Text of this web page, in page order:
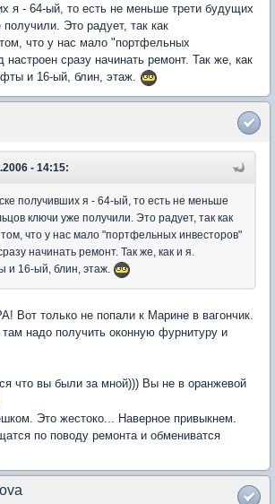
я - 64-ый, то есть не меньше трети будущих
Это радует, так как
что у нас мало "портфельных
настроен сразу начинать ремонт. Так же, как
и 16-ый, блин, этаж.
- 14:15:
получивших я - 64-ый, то есть не меньше
ключи уже получили. Это радует, так как
том, что у нас мало "портфельных инвесторов"
начинать ремонт. Так же, как и я.
и 16-ый, блин, этаж.
Вот только не попали к Марине в вагончик.
надо получить оконную фурнитуру и
что вы были за мной))) Вы не в оранжевой
Это жестоко... Наверное привыкнем.
по поводу ремонта и обмениватся